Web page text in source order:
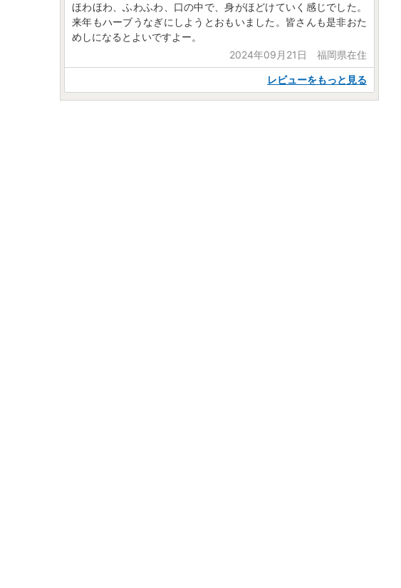
ほわほわ、ふわふわ、口の中で、身がほどけていく感じでした。
来年もハーブうなぎにしようとおもいました。皆さんも是非おた
めしになるとよいですよー。
2024年09月21日 福岡県在住
レビューをもっと見る